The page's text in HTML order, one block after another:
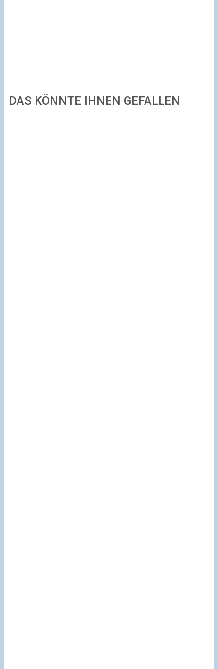
DAS KÖNNTE IHNEN GEFALLEN